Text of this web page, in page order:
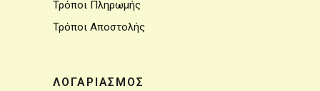
Τρόποι Πληρωμής
Τρόποι Αποστολής
ΛΟΓΑΡΙΑΣΜΟΣ